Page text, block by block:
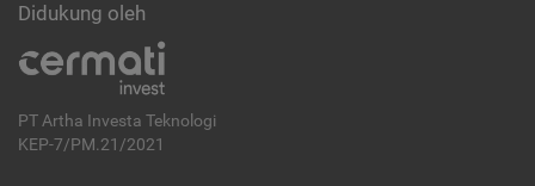
Didukung oleh
PT Artha Investa Teknologi
KEP-7/PM.21/2021